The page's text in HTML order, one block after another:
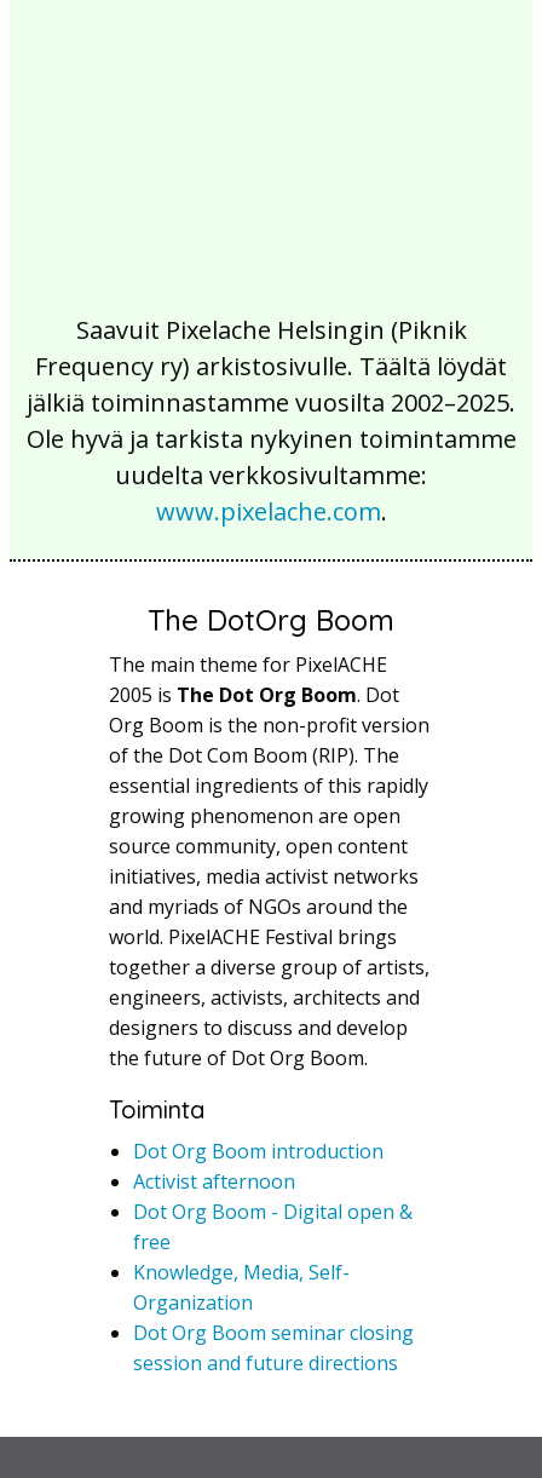
Saavuit Pixelache Helsingin (Piknik
Frequency ry) arkistosivulle. Täältä löydät
jälkiä toiminnastamme vuosilta 2002–2025.
Ole hyvä ja tarkista nykyinen toimintamme
uudelta verkkosivultamme:
www.pixelache.com.
The DotOrg Boom
The main theme for PixelACHE
2005 is The Dot Org Boom. Dot
Org Boom is the non-profit version
of the Dot Com Boom (RIP). The
essential ingredients of this rapidly
growing phenomenon are open
source community, open content
initiatives, media activist networks
and myriads of NGOs around the
world. PixelACHE Festival brings
together a diverse group of artists,
engineers, activists, architects and
designers to discuss and develop
the future of Dot Org Boom.
Toiminta
Dot Org Boom introduction
Activist afternoon
Dot Org Boom - Digital open &
free
Knowledge, Media, Self-
Organization
Dot Org Boom seminar closing
session and future directions